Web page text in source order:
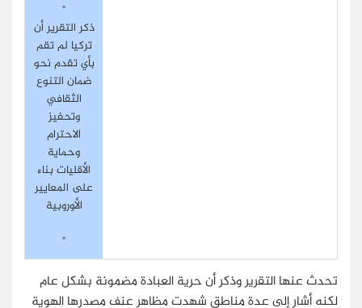
"
ذكر التقرير أن
تركيا لم تقم
بأي تقدم نحو
ضمان التنوع
الثقافي
وتحفيز
الاحترام
وحماية
الأقليات بناء
على المعايير
الأوروبية
"
تحدث عنها التقرير وذكر أن حرية العبادة مضمونة بشكل عام
لكنه أشار إلى عدة مناطق شهدت مظاهر عنف مصدرها الهوية